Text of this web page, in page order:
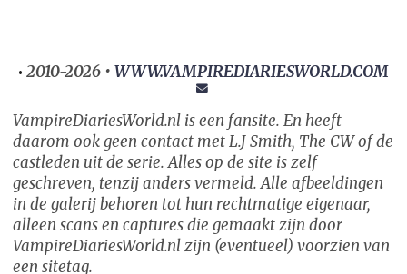
• 2010-2026 • WWW.VAMPIREDIARIESWORLD.COM
VampireDiariesWorld.nl is een fansite. En heeft
daarom ook geen contact met L.J Smith, The CW of de
castleden uit de serie. Alles op de site is zelf
geschreven, tenzij anders vermeld. Alle afbeeldingen
in de galerij behoren tot hun rechtmatige eigenaar,
alleen scans en captures die gemaakt zijn door
VampireDiariesWorld.nl zijn (eventueel) voorzien van
een sitetag.